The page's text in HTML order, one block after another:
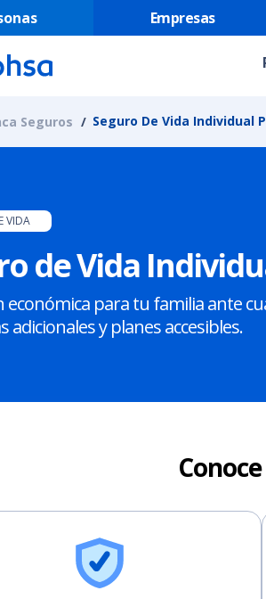
Empresas
Seguros Seguro De Vida Individual
VIDA
de Vida
económica para tu familia ante
adicionales y planes accesibles.